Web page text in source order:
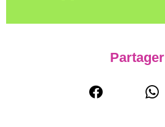
Partager